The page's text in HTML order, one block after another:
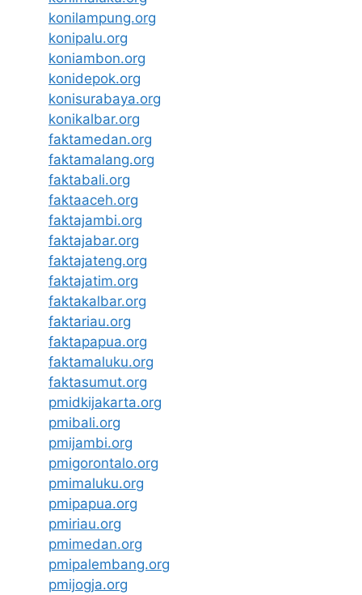
konilampung.org
konipalu.org
koniambon.org
konidepok.org
konisurabaya.org
konikalbar.org
faktamedan.org
faktamalang.org
faktabali.org
faktaaceh.org
faktajambi.org
faktajabar.org
faktajateng.org
faktajatim.org
faktakalbar.org
faktariau.org
faktapapua.org
faktamaluku.org
faktasumut.org
pmidkijakarta.org
pmibali.org
pmijambi.org
pmigorontalo.org
pmimaluku.org
pmipapua.org
pmiriau.org
pmimedan.org
pmipalembang.org
pmijogja.org